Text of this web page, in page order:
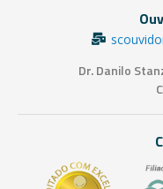
Dr. Danilo